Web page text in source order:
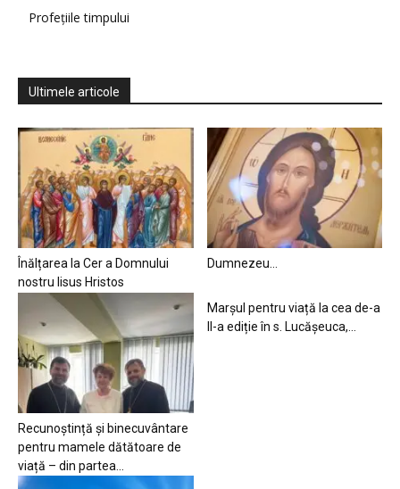
Profețiile timpului
Ultimele articole
Înălțarea la Cer a Domnului
nostru Iisus Hristos
Dumnezeu…
Recunoștință și binecuvântare
pentru mamele dătătoare de
viață – din partea...
Marșul pentru viață la cea de-a
II-a ediție în s. Lucășeuca,...